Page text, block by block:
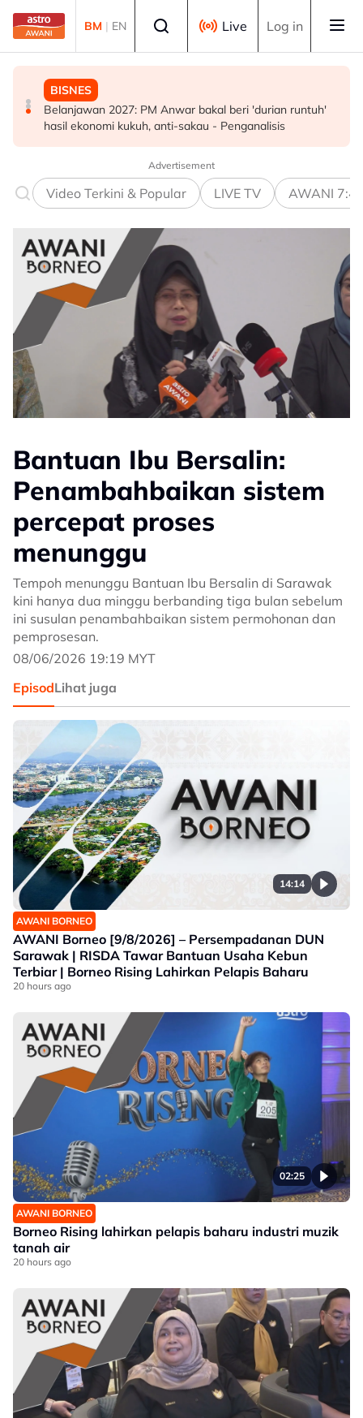
Skip to main content
BM | EN Live Log in
POLITIK
Nga Kor Ming yakin perwakilan DAP buat keputusan
memihak kepada kestabilan negara
BISNES
Belanjawan 2027: PM Anwar bakal beri 'durian runtuh'
hasil ekonomi kukuh, anti-sakau - Penganalisis
MALAYSIA
Negeri Sembilan setuju tidak naikkan cukai taksiran -
MB
Advertisement
Video Terkini & Popular LIVE TV AWANI
Bantuan Ibu Bersalin:
Penambahbaikan sistem
percepat proses
menunggu
Tempoh menunggu Bantuan Ibu Bersalin di Sarawak
kini hanya dua minggu berbanding tiga bulan sebelum
ini susulan penambahbaikan sistem permohonan dan
pemprosesan.
08/06/2026 19:19 MYT
EpisodLihat juga
14:14
AWANI BORNEO
AWANI Borneo [9/8/2026] – Persempadanan DUN
Sarawak | RISDA Tawar Bantuan Usaha Kebun
Terbiar | Borneo Rising Lahirkan Pelapis Baharu
20 hours ago
02:25
AWANI BORNEO
Borneo Rising lahirkan pelapis baharu industri muzik
tanah air
20 hours ago